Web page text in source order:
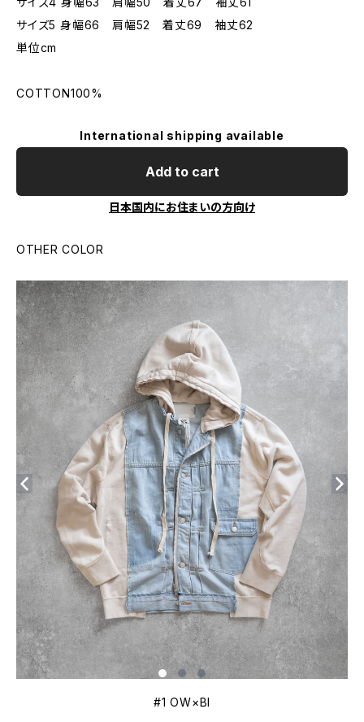
サイズ5 身幅66 肩幅52 着丈69 袖丈62
単位cm
COTTON100%
International shipping available
Add to cart
日本国内にお住まいの方向け
OTHER COLOR
#1 OW×BI